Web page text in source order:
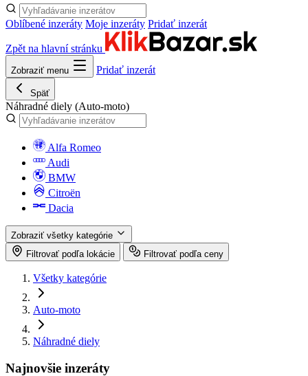
Oblíbené inzeráty Moje inzeráty Pridať inzerát
Zpět na hlavní stránku
Zobraziť menu Pridať inzerát
Späť
Náhradné diely (Auto-moto)
Alfa Romeo
Audi
BMW
Citroën
Dacia
Zobraziť všetky kategórie
Filtrovať podľa lokácie
Filtrovať podľa ceny
Všetky kategórie
Auto-moto
Náhradné diely
Najnovšie inzeráty